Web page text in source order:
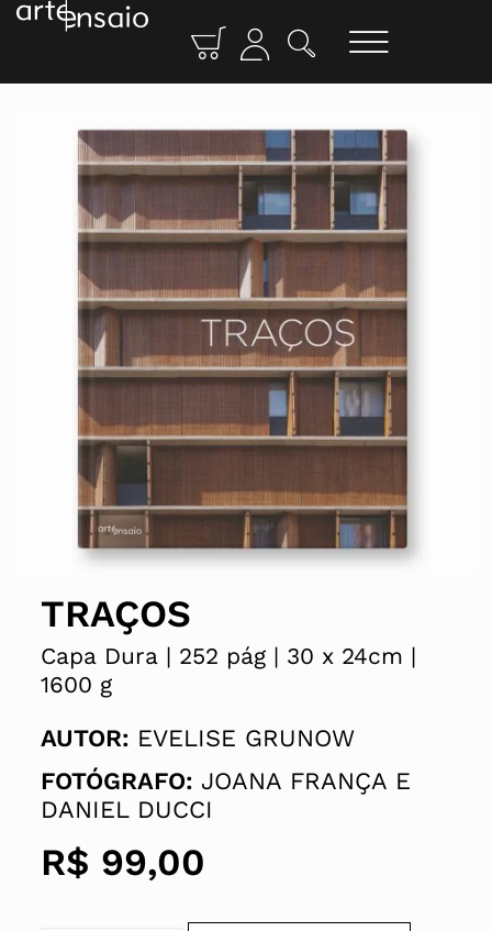
TRAÇOS
Capa Dura | 252 pág | 30 x 24cm |
1600 g
AUTOR: EVELISE GRUNOW
FOTÓGRAFO: JOANA FRANÇA E
DANIEL DUCCI
R$ 99,00